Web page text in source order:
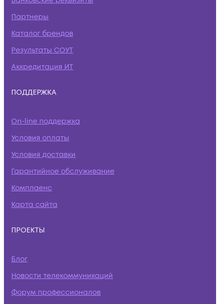
Партнеры
Каталог брендов
Результаты СОУТ
Аккредитация ИТ
ПОДДЕРЖКА
On-line поддержка
Условия оплаты
Условия доставки
Гарантийное обслуживание
Комплаенс
Карта сайта
ПРОЕКТЫ
Блог
Новости телекоммуникаций
Форум профессионалов